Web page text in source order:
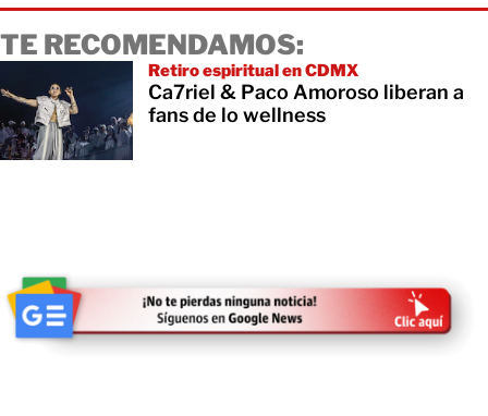
TE RECOMENDAMOS:
Retiro espiritual en CDMX
Ca7riel & Paco Amoroso liberan a
fans de lo wellness